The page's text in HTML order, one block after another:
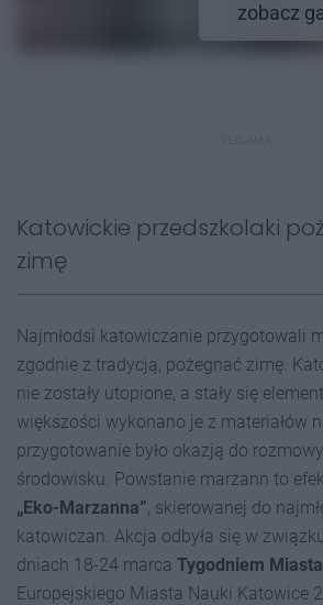
zobacz
Katowickie przedszkolaki
zimę
Najmłodsi katowiczanie przygotowali
zgodnie z tradycją, pożegnać zimę.
nie zostały utopione, a stały się
większości wykonano je z materiałów
przygotowanie było okazją do
środowisku. Powstanie marzann to
„Eko-Marzanna”, skierowanej do
katowiczan. Akcja odbyła się w
dniach 18-24 marca Tygodniem Miasta
Europejskiego Miasta Nauki Katowice